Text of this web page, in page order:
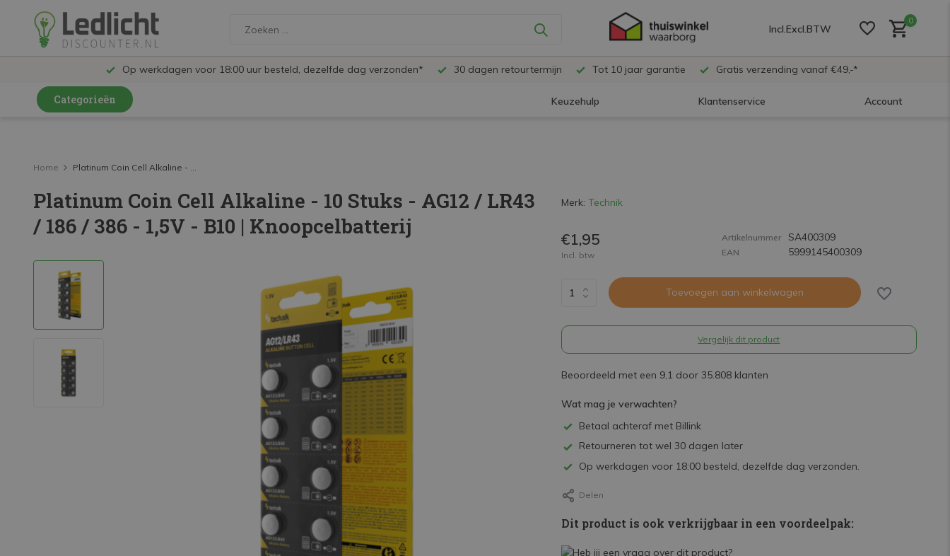
Incl.Excl.BTW
0
Op werkdagen voor 18:00 uur besteld, dezelfde dag verzonden* 30 dagen retourtermijn Tot 10 jaar garantie Gratis verzending vanaf €49,-*
Categorieën Keuzehulp Klantenservice Account
LED Railspots
LED Panelen
LED TL
LED Schijnwerpers
LED High Bay lampen
Decoratieve verlichting
LED Buitenverlichting
LED Noodverlichting
Home Platinum Coin Cell Alkaline - ...
Platinum Coin Cell Alkaline - 10 Stuks - AG12 / LR43
/ 186 / 386 - 1,5V - B10 | Knoopcelbatterij
Merk: Technik
€1,95
Incl. btw
Artikelnummer SA400309
EAN 5999145400309
Toevoegen aan winkelwagen
Vergelijk dit product
Beoordeeld met een 9,1 door 35.808 klanten
Wat mag je verwachten?
Betaal achteraf met Billink
Retourneren tot wel 30 dagen later
Op werkdagen voor 18:00 besteld, dezelfde dag verzonden.
Delen
Dit product is ook verkrijgbaar in een voordeelpak: